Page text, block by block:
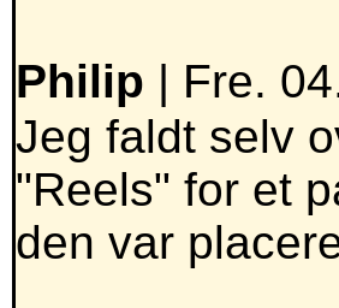
Philip | Fre.
Jeg faldt selv
"Reels" for et
den var